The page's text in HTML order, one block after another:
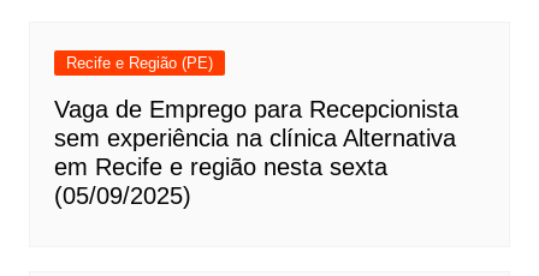
Recife e Região (PE)
Vaga de Emprego para Recepcionista
sem experiência na clínica Alternativa
em Recife e região nesta sexta
(05/09/2025)